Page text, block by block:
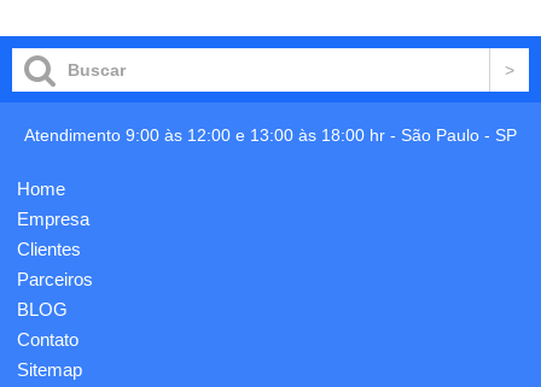
Atendimento 9:00 às 12:00 e 13:00 às 18:00 hr - São Paulo - SP
Home
Empresa
Clientes
Parceiros
BLOG
Contato
Sitemap